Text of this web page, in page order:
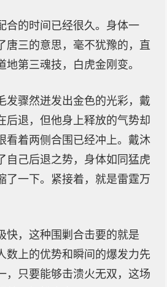
合的时间已经很久。身体一
唐三的意思，毫不犹豫的，直
第三魂技，白虎金刚变。
发骤然迸发出金色的光彩，戴
后退，但他身上释放的气势却
看着两侧合围已经冲上。戴沐
自己后退之势，身体如同猛虎
了一下。紧接着，就是雷霆万
快，这种围剿合击要的就是
数上的优势和瞬间的爆发力先
，只要能够击溃火无双，这场